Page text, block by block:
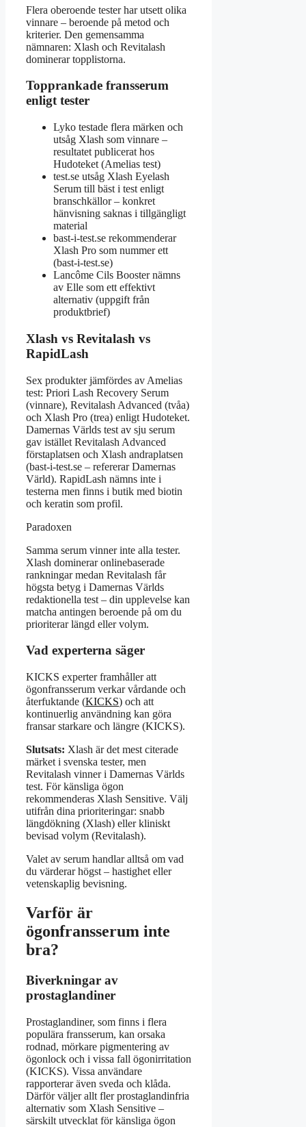
Flera oberoende tester har utsett olika
vinnare – beroende på metod och
kriterier. Den gemensamma
nämnaren: Xlash och Revitalash
dominerar topplistorna.
Topprankade fransserum
enligt tester
Lyko testade flera märken och
utsåg Xlash som vinnare –
resultatet publicerat hos
Hudoteket (Amelias test)
test.se utsåg Xlash Eyelash
Serum till bäst i test enligt
branschkällor – konkret
hänvisning saknas i tillgängligt
material
bast-i-test.se rekommenderar
Xlash Pro som nummer ett
(bast-i-test.se)
Lancôme Cils Booster nämns
av Elle som ett effektivt
alternativ (uppgift från
produktbrief)
Xlash vs Revitalash vs
RapidLash
Sex produkter jämfördes av Amelias
test: Priori Lash Recovery Serum
(vinnare), Revitalash Advanced (tvåa)
och Xlash Pro (trea) enligt Hudoteket.
Damernas Världs test av sju serum
gav istället Revitalash Advanced
förstaplatsen och Xlash andraplatsen
(bast-i-test.se – refererar Damernas
Värld). RapidLash nämns inte i
testerna men finns i butik med biotin
och keratin som profil.
Paradoxen
Samma serum vinner inte alla tester.
Xlash dominerar onlinebaserade
rankningar medan Revitalash får
högsta betyg i Damernas Världs
redaktionella test – din upplevelse kan
matcha antingen beroende på om du
prioriterar längd eller volym.
Vad experterna säger
KICKS experter framhåller att
ögonfransserum verkar vårdande och
återfuktande (KICKS) och att
kontinuerlig användning kan göra
fransar starkare och längre (KICKS).
Slutsats: Xlash är det mest citerade
märket i svenska tester, men
Revitalash vinner i Damernas Världs
test. För känsliga ögon
rekommenderas Xlash Sensitive. Välj
utifrån dina prioriteringar: snabb
längdökning (Xlash) eller kliniskt
bevisad volym (Revitalash).
Valet av serum handlar alltså om vad
du värderar högst – hastighet eller
vetenskaplig bevisning.
Varför är
ögonfransserum inte
bra?
Biverkningar av
prostaglandiner
Prostaglandiner, som finns i flera
populära fransserum, kan orsaka
rodnad, mörkare pigmentering av
ögonlock och i vissa fall ögonirritation
(KICKS). Vissa användare
rapporterar även sveda och klåda.
Därför väljer allt fler prostaglandinfria
alternativ som Xlash Sensitive –
särskilt utvecklat för känsliga ögon